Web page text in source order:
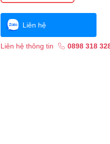
Liên hệ
Liên hệ thông tin 0898 318